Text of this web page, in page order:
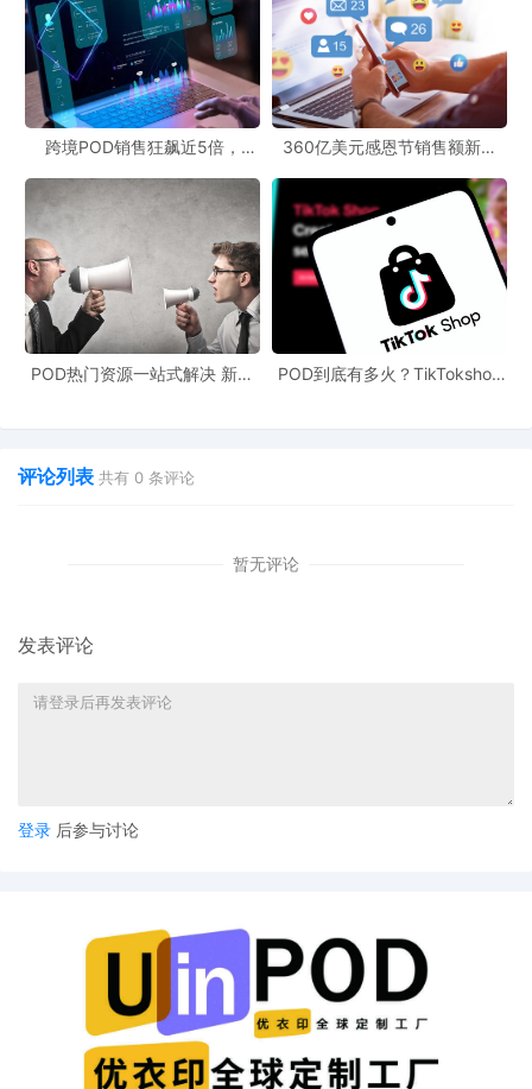
跨境POD销售狂飙近5倍，
360亿美元感恩节销售额新纪
新风潮！
POD热门资源一站式解决 新手
POD到底有多火？TikTokshop
评论列表 共有 0 条评论
暂无评论
发表评论
登录 后参与讨论